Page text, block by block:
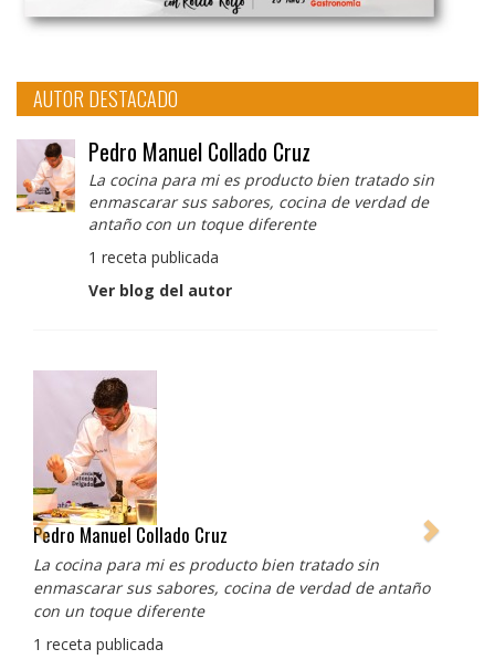
AUTOR DESTACADO
Pedro Manuel Collado Cruz
La cocina para mi es producto bien tratado sin
enmascarar sus sabores, cocina de verdad de
antaño con un toque diferente
1 receta publicada
Ver blog del autor
Albert Adrià
Redes sociales:
https://www.instagram.com/enigma_albertadria/
https://www.instagram.com/albertadriaprojects/
3 recetas publicadas